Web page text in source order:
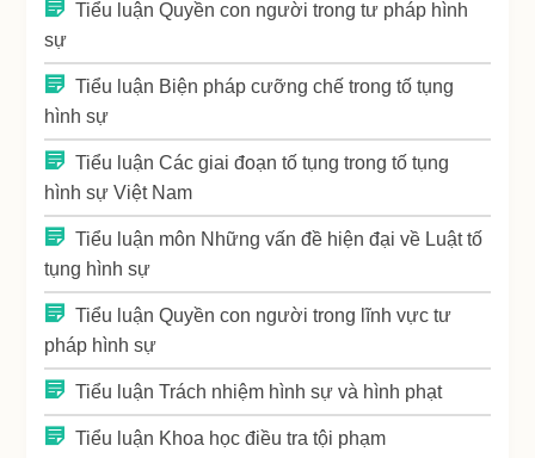
Tiểu luận Quyền con người trong tư pháp hình
sự
Tiểu luận Biện pháp cưỡng chế trong tố tụng
hình sự
Tiểu luận Các giai đoạn tố tụng trong tố tụng
hình sự Việt Nam
Tiểu luận môn Những vấn đề hiện đại về Luật tố
tụng hình sự
Tiểu luận Quyền con người trong lĩnh vực tư
pháp hình sự
Tiểu luận Trách nhiệm hình sự và hình phạt
Tiểu luận Khoa học điều tra tội phạm